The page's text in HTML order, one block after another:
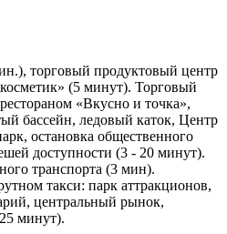
торговый продуктовый центр
(5 минут). Торговый
«Вкусно и точка»,
бассейн, ледовый каток, Центр
остановка общественного
доступности (3 - 20 минут).
транспорта (3 мин).
такси: парк аттракционов,
центральный рынок,
минут).